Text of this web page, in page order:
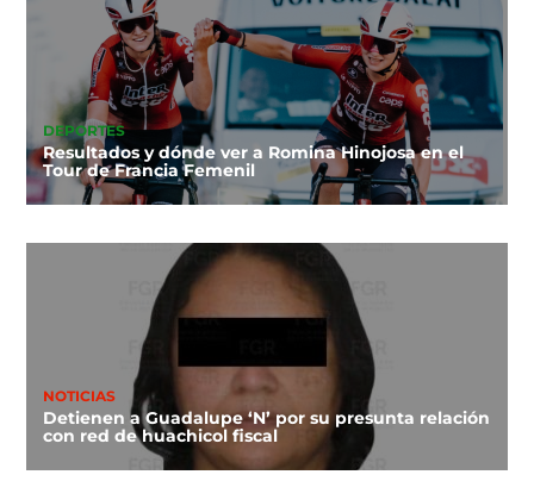
DEPORTES
Resultados y dónde ver a Romina Hinojosa en el
Tour de Francia Femenil
NOTICIAS
Detienen a Guadalupe ‘N’ por su presunta relación
con red de huachicol fiscal